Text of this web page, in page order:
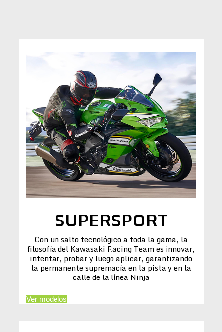
SUPERSPORT
Con un salto tecnológico a toda la gama, la
filosofía del Kawasaki Racing Team es innovar,
intentar, probar y luego aplicar, garantizando
la permanente supremacía en la pista y en la
calle de la línea Ninja
Ver modelos